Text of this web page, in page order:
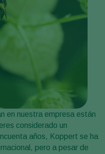
en nuestra empresa están
considerado un
años, Koppert se ha
pero a pesar de